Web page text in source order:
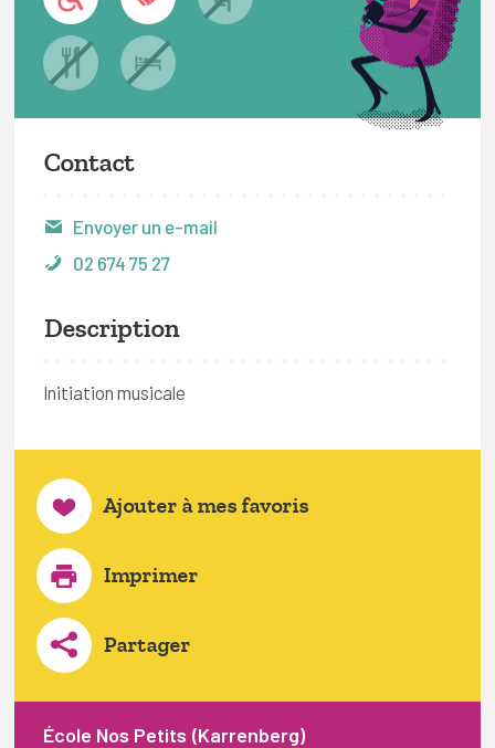
Contact
Envoyer un e-mail
02 674 75 27
Description
Initiation musicale
Ajouter à mes favoris
Imprimer
Partager
École Nos Petits (Karrenberg)